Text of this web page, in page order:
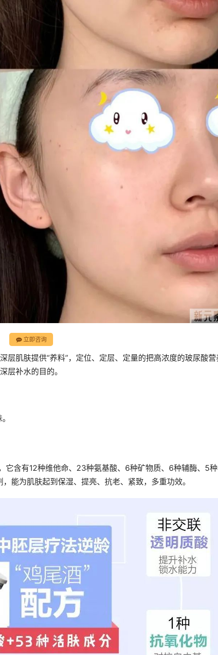
立即咨询
层肌肤提供“养料”，定位、定层、定量的把高浓度的玻尿酸营
层补水的目的。
它含有12种维他命、23种氨基酸、6种矿物质、6种辅酶、5
能为肌肤起到保湿、提亮、抗老、紧致，多重功效。